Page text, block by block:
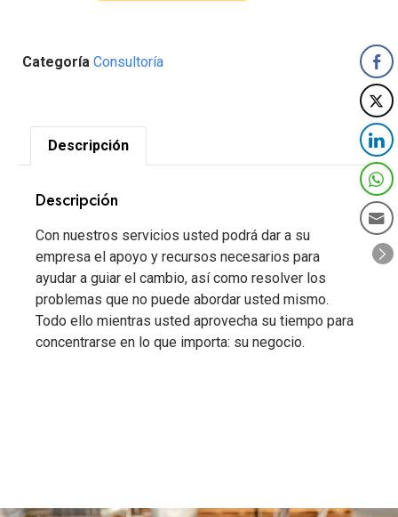
Categoría Consultoría
Descripción
Descripción
Con nuestros servicios usted podrá dar a su
empresa el apoyo y recursos necesarios para
ayudar a guiar el cambio, así como resolver los
problemas que no puede abordar usted mismo.
Todo ello mientras usted aprovecha su tiempo para
concentrarse en lo que importa: su negocio.